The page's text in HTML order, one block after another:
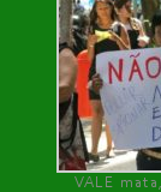
VALE